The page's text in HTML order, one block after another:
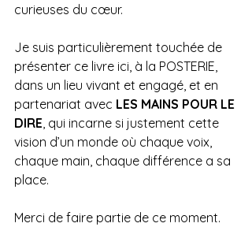
curieuses du cœur.
Je suis particulièrement touchée de
présenter ce livre ici, à la POSTERIE,
dans un lieu vivant et engagé, et en
partenariat avec LES MAINS POUR LE
DIRE , qui incarne si justement cette
vision d’un monde où chaque voix,
chaque main, chaque différence a sa
place.
Merci de faire partie de ce moment.